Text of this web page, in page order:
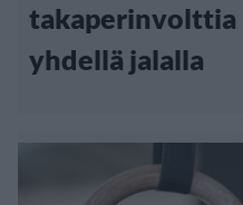
takaperinvolttia
yhdellä jalalla